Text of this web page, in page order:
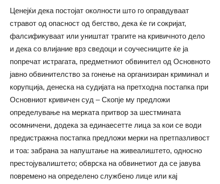
Ценејќи дека постојат околности што го оправдуваат
стравот oд опасност од бегство, дека ќе ги сокријат,
фалсификуваат или уништат трагите на кривичното дело
и дека со влијание врз сведоци и соучесниците ќе ја
попречат истрагата, предметниот обвинител од Основното
јавно обвинителство за гонење на организиран криминал и
корупција, денеска на судијата на претходна постапка при
Основниот кривичен суд – Скопје му предложи
определување на мерката притвор за шестмината
осомничени, додека за единаесетте лица за кои се води
предистражна постапка предложи мерки на претпазливост
и тоа: забрана за напуштање на живеалиштето, односно
престојувалиштето; обврска на обвинетиот да се јавува
повремено на определено службено лице или кај